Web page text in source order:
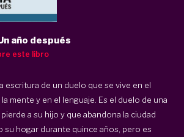
año después
este libro
escritura de un duelo que se vive en el
mente y en el lenguaje. Es el duelo de una
a su hijo y que abandona la ciudad
su hogar durante quince años, pero es